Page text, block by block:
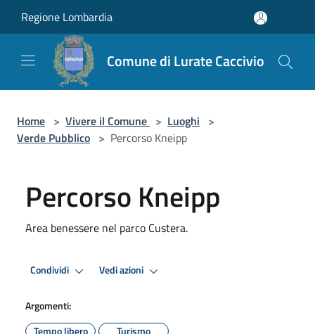
Regione Lombardia
Comune di Lurate Caccivio
Home > Vivere il Comune > Luoghi >
Verde Pubblico > Percorso Kneipp
Percorso Kneipp
Area benessere nel parco Custera.
Condividi Vedi azioni
Argomenti:
Tempo libero
Turismo